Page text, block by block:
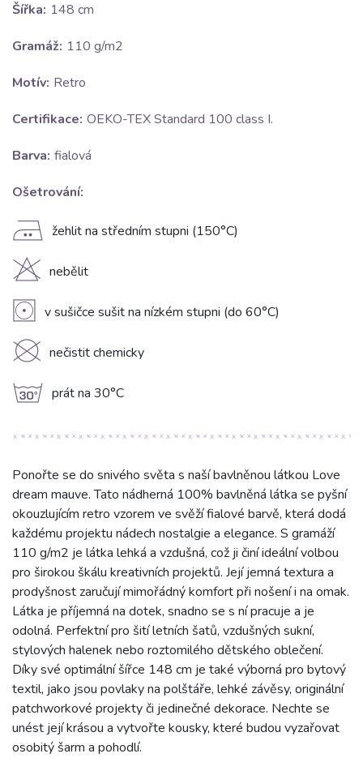
Šířka: 148 cm
Gramáž: 110 g/m2
Motív: Retro
Certifikace: OEKO-TEX Standard 100 class I.
Barva: fialová
Ošetrování:
E žehlit na středním stupni (150°C)
H nebělit
V v sušičce sušit na nízkém stupni (do 60°C)
K nečistit chemicky
g prát na 30°C
Ponořte se do snivého světa s naší bavlněnou látkou Love
dream mauve. Tato nádherná 100% bavlněná látka se pyšní
okouzlujícím retro vzorem ve svěží fialové barvě, která dodá
každému projektu nádech nostalgie a elegance. S gramáží
110 g/m2 je látka lehká a vzdušná, což ji činí ideální volbou
pro širokou škálu kreativních projektů. Její jemná textura a
prodyšnost zaručují mimořádný komfort při nošení i na omak.
Látka je příjemná na dotek, snadno se s ní pracuje a je
odolná. Perfektní pro šití letních šatů, vzdušných sukní,
stylových halenek nebo roztomilého dětského oblečení.
Díky své optimální šířce 148 cm je také výborná pro bytový
textil, jako jsou povlaky na polštáře, lehké závěsy, originální
patchworkové projekty či jedinečné dekorace. Nechte se
unést její krásou a vytvořte kousky, které budou vyzařovat
osobitý šarm a pohodlí.